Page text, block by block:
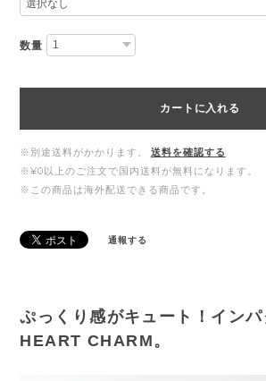
数量
カートに入れる
※別途送料がかかります。
送料を確認する
※¥0以上のご注文で国内送料が無料になります。
※この商品は海外配送できる商品です。
通報する
ぷっくり感がキュート！イン
HEART CHARM。